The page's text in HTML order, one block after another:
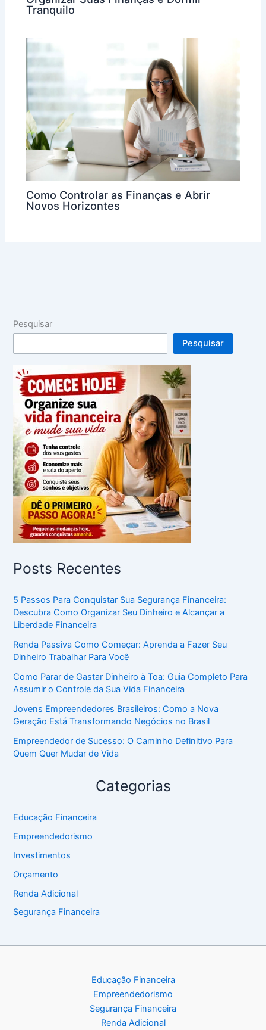
Tranquilo
Como Controlar as Finanças e Abrir
Novos Horizontes
Pesquisar
Pesquisar
Posts Recentes
5 Passos Para Conquistar Sua Segurança Financeira:
Descubra Como Organizar Seu Dinheiro e Alcançar a
Liberdade Financeira
Renda Passiva Como Começar: Aprenda a Fazer Seu
Dinheiro Trabalhar Para Você
Como Parar de Gastar Dinheiro à Toa: Guia Completo Para
Assumir o Controle da Sua Vida Financeira
Jovens Empreendedores Brasileiros: Como a Nova
Geração Está Transformando Negócios no Brasil
Empreendedor de Sucesso: O Caminho Definitivo Para
Quem Quer Mudar de Vida
Categorias
Educação Financeira
Empreendedorismo
Investimentos
Orçamento
Renda Adicional
Segurança Financeira
Educação Financeira
Empreendedorismo
Segurança Financeira
Renda Adicional